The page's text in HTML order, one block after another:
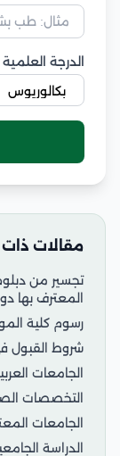
الدرجة
مقالات
المعترف بها
رسوم كلية
شروط القبول
الجامعات
التخصصات
الجامعات
الدراسة